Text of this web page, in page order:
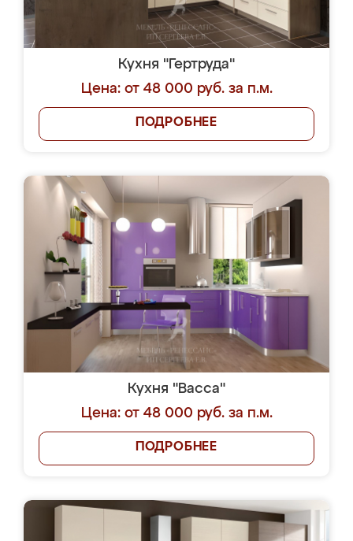
Кухня "Гертруда"
Цена: от 48 000 руб. за п.м.
ПОДРОБНЕЕ
Кухня "Васса"
Цена: от 48 000 руб. за п.м.
ПОДРОБНЕЕ